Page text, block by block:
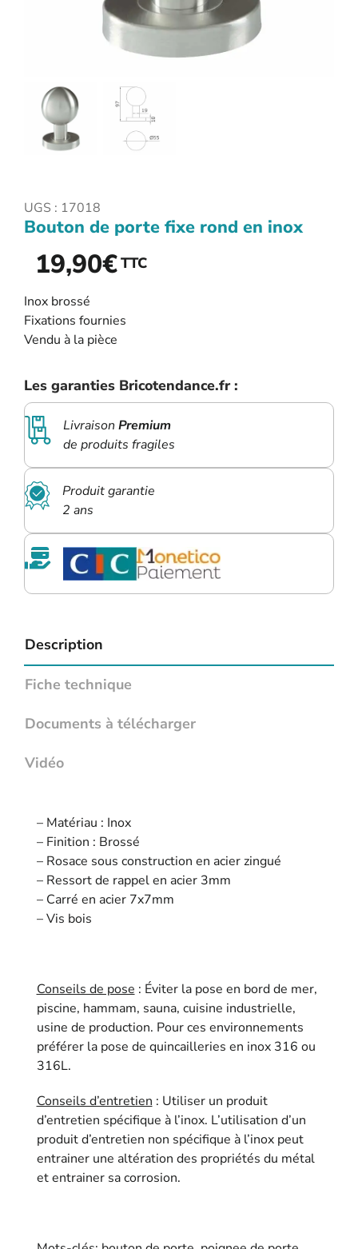
UGS : 17018
Bouton de porte fixe rond en inox
19,90€TTC
Inox brossé
Fixations fournies
Vendu à la pièce
Les garanties Bricotendance.fr :
Livraison Premium
de produits fragiles
Produit garantie
2 ans
Description
Fiche technique
Documents à télécharger
Vidéo
– Matériau : Inox
– Finition : Brossé
– Rosace sous construction en acier zingué
– Ressort de rappel en acier 3mm
– Carré en acier 7x7mm
– Vis bois
Conseils de pose : Éviter la pose en bord de mer,
piscine, hammam, sauna, cuisine industrielle,
usine de production. Pour ces environnements
préférer la pose de quincailleries en inox 316 ou
316L.
Conseils d’entretien : Utiliser un produit
d’entretien spécifique à l’inox. L’utilisation d’un
produit d’entretien non spécifique à l’inox peut
entrainer une altération des propriétés du métal
et entrainer sa corrosion.